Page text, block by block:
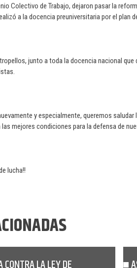
Colectivo de Trabajo, dejaron pasar la
a la docencia preuniversitaria por el plan
junto a toda la docencia nacional
y especialmente, queremos
mejores condiciones para la defensa de
lucha!!